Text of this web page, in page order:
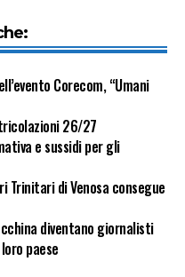
Corecom, “Umani
26/27
e sussidi per gli
Trinitari di Venosa consegue
diventano giornalisti
paese